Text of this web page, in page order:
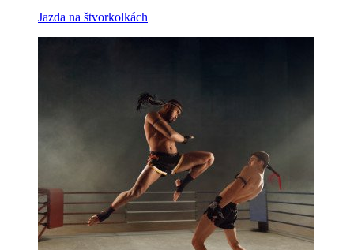
Jazda na štvorkolkách